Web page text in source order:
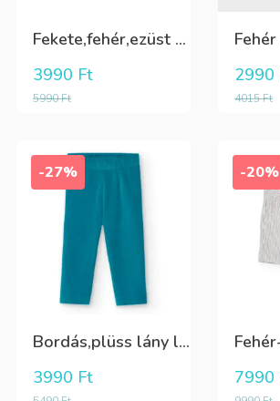
Fekete,fehér,ezüst kötött kesztyű
5990Ft
3990 Ft
4015Ft
2990
-27%
Bordás,plüss lány leggings zöldeskék
3990 Ft
-20%
7990